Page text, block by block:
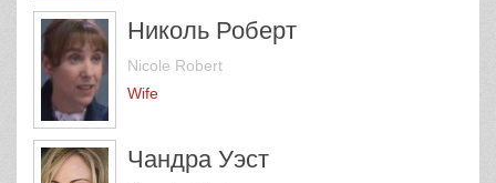
Николь Роберт
Nicole Robert
Wife
Чандра Уэст